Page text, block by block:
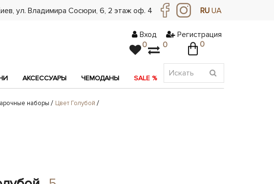
RU UA
ул. Владимира Сосюри, ​​6, 2 этаж оф. 4
Вход
Регистрация
0
0 0
АКСЕССУАРЫ ЧЕМОДАНЫ SALE % АКЦИЯ
наборы Цвет Голубой